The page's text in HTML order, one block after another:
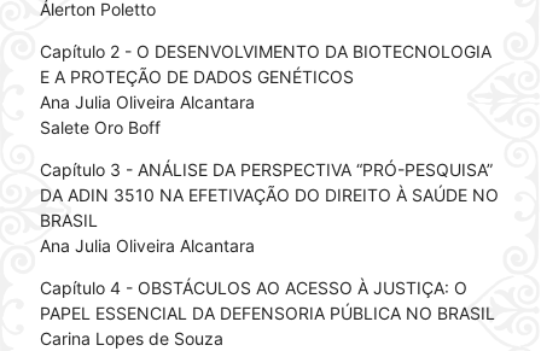
Álerton Poletto
Capítulo 2 - O DESENVOLVIMENTO DA BIOTECNOLOGIA
E A PROTEÇÃO DE DADOS GENÉTICOS
Ana Julia Oliveira Alcantara
Salete Oro Boff
Capítulo 3 - ANÁLISE DA PERSPECTIVA “PRÓ-PESQUISA”
DA ADIN 3510 NA EFETIVAÇÃO DO DIREITO À SAÚDE NO
BRASIL
Ana Julia Oliveira Alcantara
Capítulo 4 - OBSTÁCULOS AO ACESSO À JUSTIÇA: O
PAPEL ESSENCIAL DA DEFENSORIA PÚBLICA NO BRASIL
Carina Lopes de Souza